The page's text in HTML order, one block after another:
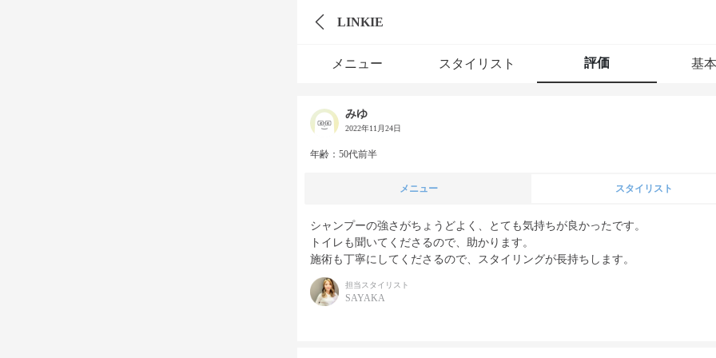
LINKIE
メニュー スタイリスト 評価 基
みゆ
2022年11月24日
年齢：50代前半
メニュー スタイリスト
シャンプーの強さがちょうどよく、とても気持ちが良かったです。
トイレも聞いてくださるので、助かります。
施術も丁寧にしてくださるので、スタイリングが長持ちします。
担当スタイリスト
SAYAKA